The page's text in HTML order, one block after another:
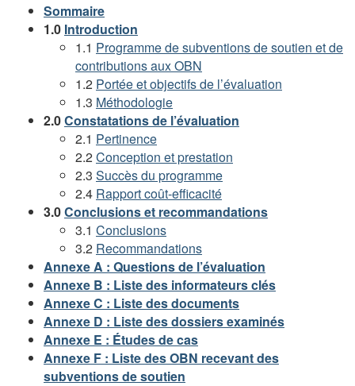
Sommaire
1.0 Introduction
1.1 Programme de subventions de soutien et de
contributions aux OBN
1.2 Portée et objectifs de l’évaluation
1.3 Méthodologie
2.0Constatations de l’évaluation
2.1 Pertinence
2.2Conception et prestation
2.3 Succès du programme
2.4 Rapport coût-efficacité
3.0Conclusions et recommandations
3.1 Conclusions
3.2 Recommandations
Annexe A : Questions de l’évaluation
Annexe B : Liste des informateurs clés
Annexe C : Liste des documents
Annexe D : Liste des dossiers examinés
Annexe E : Études de cas
Annexe F : Liste des OBN recevant des
subventions de soutien